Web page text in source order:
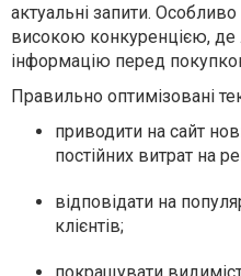
актуальні запити.
високою конкуренцією,
інформацію перед
Правильно оптимізовані
приводити на сайт
постійних витрат на
відповідати на
клієнтів;